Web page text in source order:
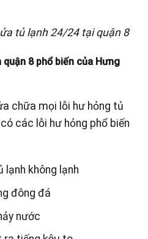
tủ lạnh 24/24 tại quận 8
8 phổ biến của Hưng
chữa mọi lỗi hư hỏng tủ
các lỗi hư hỏng phổ biến
không lạnh
đông đá
nước